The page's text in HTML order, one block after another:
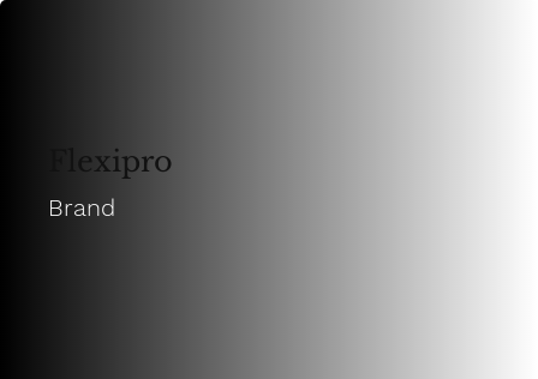
Brand
Flexipro